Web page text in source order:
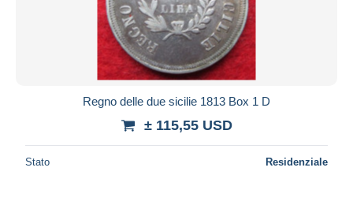
Regno delle due sicilie 1813 Box 1 D
± 115,55 USD
Stato Residenziale